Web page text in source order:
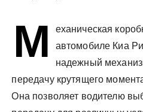
М
еханическая
автомобиле Киа
надежный
передачу крутящего
Она позволяет водителю